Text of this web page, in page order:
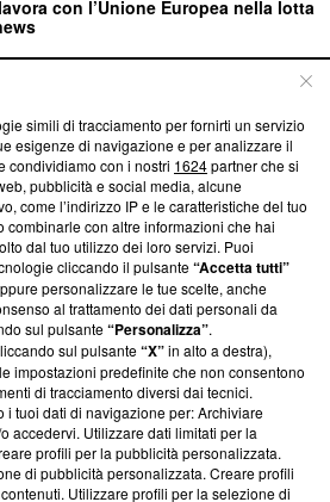
con l’Unione Europea nella lotta
EDITORIALE
trasparenti su Blasting
editoriali e su come ci impegniamo a
afferma la nostra aderenza a
Integrity’Blasting News non è
ma ha richiesto di farne
ha ancora effettuato una verifica di
simili di tracciamento per fornirti un servizio
esigenze di navigazione e per analizzare il
condividiamo con i nostri 1624partner che si
pubblicità e social media, alcune
come l’indirizzo IP e le caratteristiche del tuo
combinarle con altre informazioni che hai
dal tuo utilizzo dei loro servizi. Puoi
cliccando il pulsante“Accetta tutti”
personalizzare le tue scelte, anche
al trattamento dei dati personali da
sul pulsante“Personalizza”.
sul pulsante“X”in alto a destra),
impostazioni predefinite che non consentono
di tracciamento diversi dai tecnici.
i tuoi dati di navigazione per: Archiviare
accedervi. Utilizzare dati limitati per la
profili per la pubblicità personalizzata.
di pubblicità personalizzata. Creare profili
Utilizzare profili per la selezione di